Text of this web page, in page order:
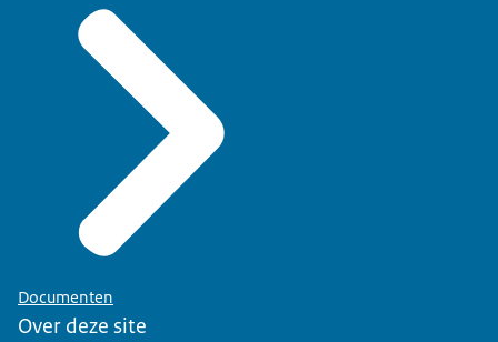
Documenten
Over deze site